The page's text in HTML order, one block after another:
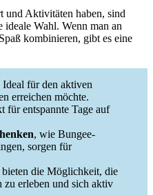
und Aktivitäten haben, sind
ideale Wahl. Wenn man an
kombinieren, gibt es eine
für den aktiven
erreichen möchte.
für entspannte Tage auf
, wie Bungee-
sorgen für
die Möglichkeit, die
zu erleben und sich aktiv